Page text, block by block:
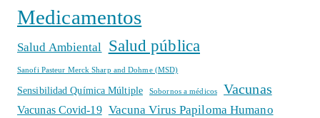
Medicamentos
Salud Ambiental Salud pública
Sanofi Pasteur Merck Sharp and Dohme (MSD)
Sensibilidad Química Múltiple Sobornos a médicos Vacunas
Vacunas Covid-19 Vacuna Virus Papiloma Humano